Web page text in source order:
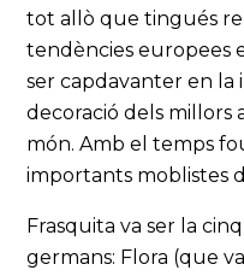
tot allò que tingués
tendències europees
ser capdavanter en la
decoració dels millors
món. Amb el temps
importants moblistes
Frasquita va ser la
germans: Flora (que